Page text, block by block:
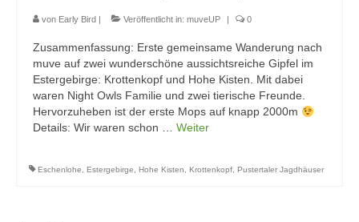
von Early Bird Veröffentlicht in: muveUP 0
Zusammenfassung: Erste gemeinsame Wanderung nach
muve auf zwei wunderschöne aussichtsreiche Gipfel im
Estergebirge: Krottenkopf und Hohe Kisten. Mit dabei
waren Night Owls Familie und zwei tierische Freunde.
Hervorzuheben ist der erste Mops auf knapp 2000m
Details: Wir waren schon … Weiter
Eschenlohe, Estergebirge, Hohe Kisten, Krottenkopf, Pustertaler Jagdhäuser